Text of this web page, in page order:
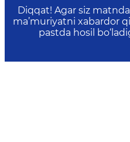
Diqqat! Agar siz
ma’muriyatni xabardor
pastda hosil